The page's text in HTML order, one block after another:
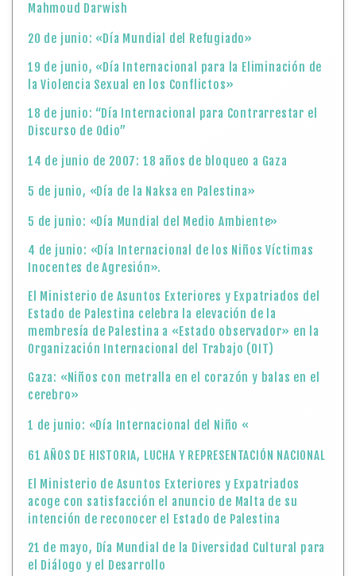
Mahmoud Darwish
20 de junio: «Día Mundial del Refugiado»
19 de junio, «Día Internacional para la Eliminación de
la Violencia Sexual en los Conflictos»
18 de junio: “Día Internacional para Contrarrestar el
Discurso de Odio”
14 de junio de 2007: 18 años de bloqueo a Gaza
5 de junio, «Día de la Naksa en Palestina»
5 de junio: «Día Mundial del Medio Ambiente»
4 de junio: «Día Internacional de los Niños Víctimas
Inocentes de Agresión».
El Ministerio de Asuntos Exteriores y Expatriados del
Estado de Palestina celebra la elevación de la
membresía de Palestina a «Estado observador» en la
Organización Internacional del Trabajo (OIT)
Gaza: «Niños con metralla en el corazón y balas en el
cerebro»
1 de junio: «Día Internacional del Niño «
61 AÑOS DE HISTORIA, LUCHA Y REPRESENTACIÓN NACIONAL
El Ministerio de Asuntos Exteriores y Expatriados
acoge con satisfacción el anuncio de Malta de su
intención de reconocer el Estado de Palestina
21 de mayo, Día Mundial de la Diversidad Cultural para
el Diálogo y el Desarrollo